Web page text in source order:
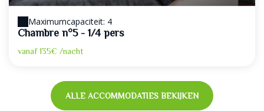
Maximumcapaciteit: 4
Chambre n°5 - 1/4 pers
vanaf135€ /nacht
ALLE ACCOMMODATIES BEKIJKEN